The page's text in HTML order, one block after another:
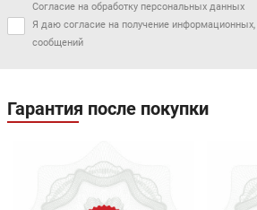
Согласие на обработку персональных данных
Я даю согласие на получение
сообщений
Гарантия после покупки